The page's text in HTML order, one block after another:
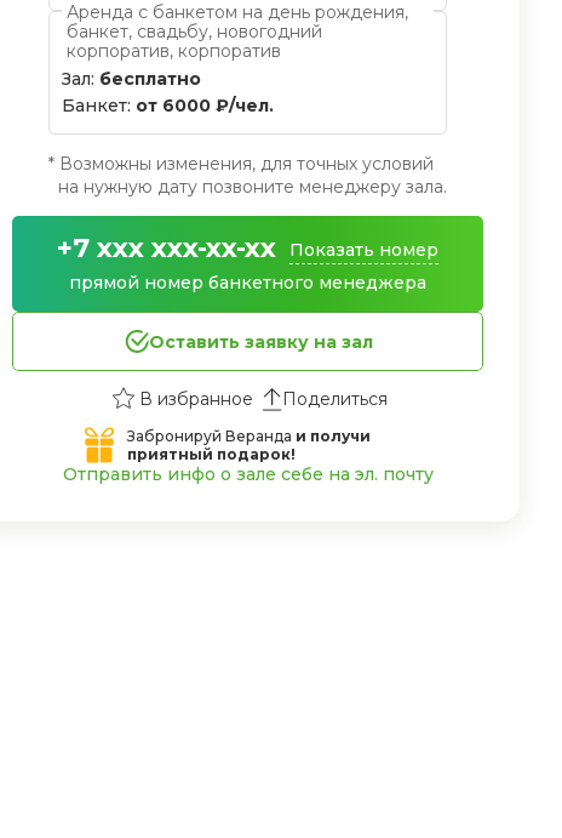
Аренда с банкетом на день рождения,
банкет, свадьбу, новогодний
корпоратив, корпоратив
Зал: бесплатно
Банкет: от 6000 ₽/чел.
* Возможны изменения, для точных условий
на нужную дату позвоните менеджеру зала.
+7 xxx xxx-xx-xx
Показать номер
прямой номер банкетного менеджера
Оставить заявку на зал
Поделиться
Забронируй Веранда и получи
приятный подарок!
Отправить инфо о зале себе на эл. почту